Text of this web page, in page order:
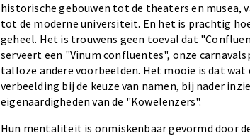
historische gebouwen tot de theaters en
tot de moderne universiteit. En het is prachtig
geheel. Het is trouwens geen toeval dat
serveert een "Vinum confluentes", onze
talloze andere voorbeelden. Het mooie is dat
verbeelding bij de keuze van namen, bij nader
eigenaardigheden van de "Kowelenzers".
Hun mentaliteit is onmiskenbaar gevormd door